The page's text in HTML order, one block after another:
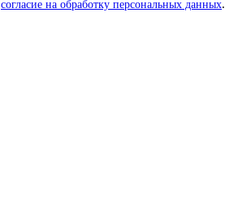
согласие на обработку персональных данных.